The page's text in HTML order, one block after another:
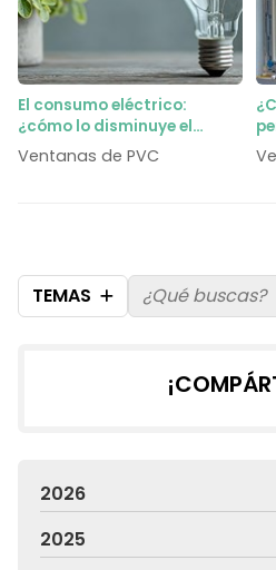
TEMAS
El consumo eléctrico:
¿cómo lo disminuye el
cambio de ventanas?
Ventanas de PVC
2026
2025